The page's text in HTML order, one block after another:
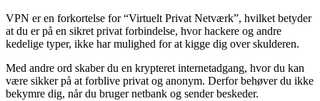
VPN er en forkortelse for “Virtuelt Privat Netværk”, hvilket betyder
at du er på en sikret privat forbindelse, hvor hackere og andre
kedelige typer, ikke har mulighed for at kigge dig over skulderen.
Med andre ord skaber du en krypteret internetadgang, hvor du kan
være sikker på at forblive privat og anonym. Derfor behøver du ikke
bekymre dig, når du bruger netbank og sender beskeder.